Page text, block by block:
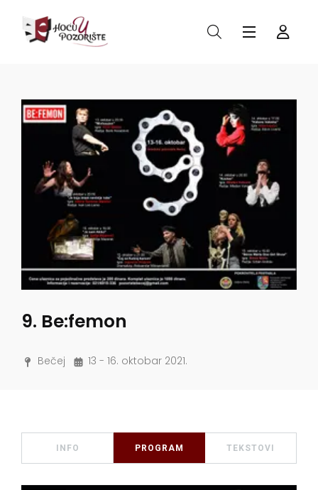
9. Be:femon
Bečej 13 - 16. oktobar 2021.
INFO PROGRAM TEKSTOVI